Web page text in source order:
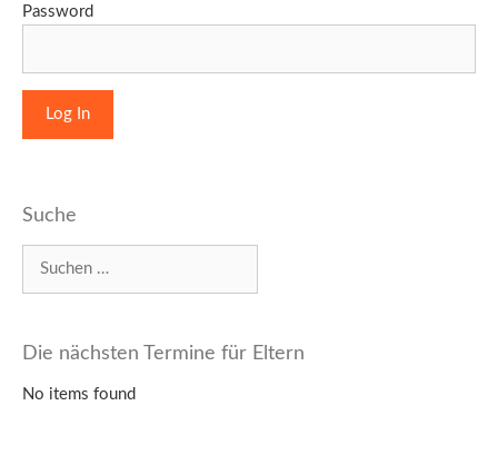
Password
Suche
Die nächsten Termine für Eltern
No items found